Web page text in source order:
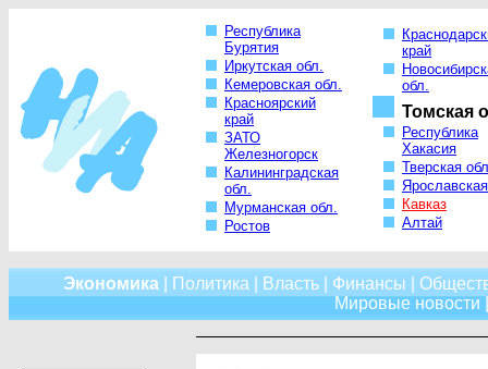
Республика
Бурятия
Иркутская обл.
Кемеровская обл.
Красноярский
край
ЗАТО
Железногорск
Калининградская
обл.
Мурманская обл.
Ростов
край
обл.
Томская
Республика
Хакасия
Тверская
Кавказ
Алтай
Экономика| Политика Власть| Финансы
Мировые новости